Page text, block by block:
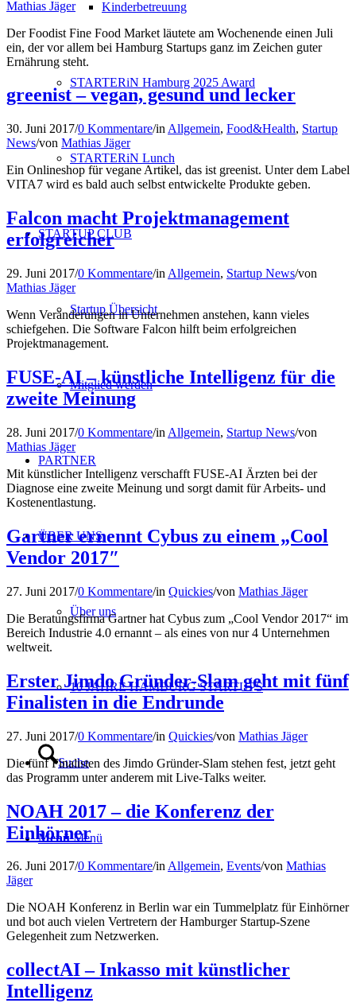
Kinderbetreuung
STARTERiN Hamburg 2025 Award
STARTERiN Lunch
STARTUP CLUB
Startup Übersicht
Mitglied werden
PARTNER
ÜBER UNS
Über uns
10 JAHRE HAMBURG STARTUPS
Suche
Menü Menü
Mathias Jäger
Der Foodist Fine Food Market läutete am Wochenende einen Juli
ein, der vor allem bei Hamburg Startups ganz im Zeichen guter
Ernährung steht.
greenist – vegan, gesund und lecker
30. Juni 2017/0 Kommentare/in Allgemein, Food&Health, Startup
News/von Mathias Jäger
Ein Onlineshop für vegane Artikel, das ist greenist. Unter dem Label
VITA7 wird es bald auch selbst entwickelte Produkte geben.
Falcon macht Projektmanagement
erfolgreicher
29. Juni 2017/0 Kommentare/in Allgemein, Startup News/von
Mathias Jäger
Wenn Veränderungen in Unternehmen anstehen, kann vieles
schiefgehen. Die Software Falcon hilft beim erfolgreichen
Projektmanagement.
FUSE-AI – künstliche Intelligenz für die
zweite Meinung
28. Juni 2017/0 Kommentare/in Allgemein, Startup News/von
Mathias Jäger
Mit künstlicher Intelligenz verschafft FUSE-AI Ärzten bei der
Diagnose eine zweite Meinung und sorgt damit für Arbeits- und
Kostenentlastung.
Gartner ernennt Cybus zu einem „Cool
Vendor 2017″
27. Juni 2017/0 Kommentare/in Quickies/von Mathias Jäger
Die Beratungsfirma Gartner hat Cybus zum „Cool Vendor 2017“ im
Bereich Industrie 4.0 ernannt – als eines von nur 4 Unternehmen
weltweit.
Erster Jimdo Gründer-Slam geht mit fünf
Finalisten in die Endrunde
27. Juni 2017/0 Kommentare/in Quickies/von Mathias Jäger
Die fünf Finalisten des Jimdo Gründer-Slam stehen fest, jetzt geht
das Programm unter anderem mit Live-Talks weiter.
NOAH 2017 – die Konferenz der
Einhörner
26. Juni 2017/0 Kommentare/inAllgemein, Events/von Mathias
Jäger
Die NOAH Konferenz in Berlin war ein Tummelplatz für Einhörner
und bot auch vielen Vertretern der Hamburger Startup-Szene
Gelegenheit zum Netzwerken.
collectAI – Inkasso mit künstlicher
Intelligenz